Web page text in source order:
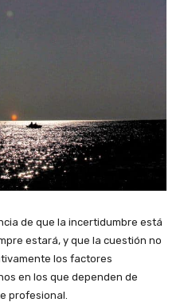
de que la incertidumbre está
estará, y que la cuestión no
los factores
en los que dependen de
profesional.